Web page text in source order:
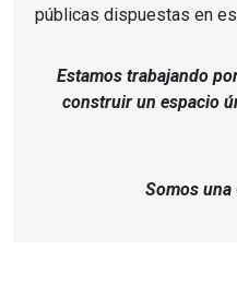
públicas dispuestas en
Estamos trabajando
construir un espacio
Somos una